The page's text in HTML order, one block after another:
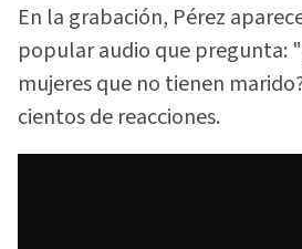
En la grabación, Pérez
popular audio que pregunta:
mujeres que no tienen
cientos de reacciones.